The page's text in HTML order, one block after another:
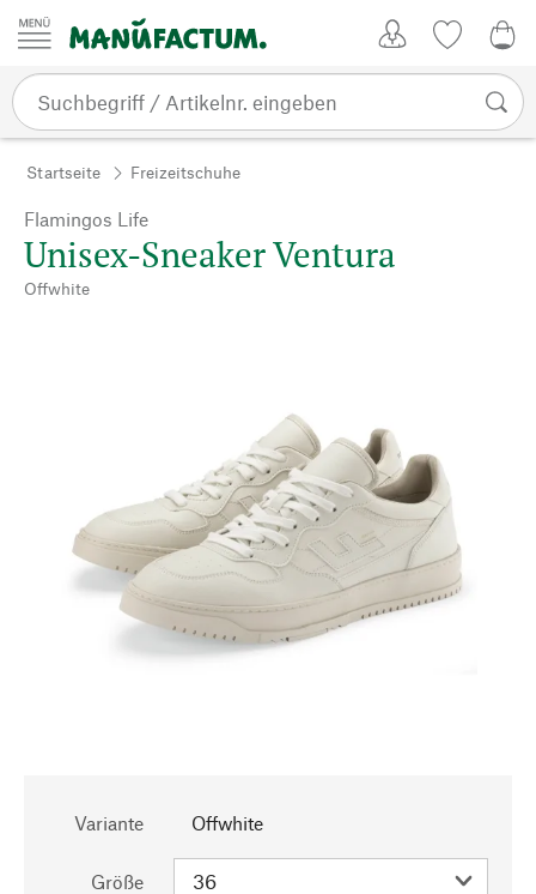
Zum Inhalt springen
Startseite Freizeitschuhe
Flamingos Life
Unisex-Sneaker Ventura
Offwhite
Variante Offwhite
Größe